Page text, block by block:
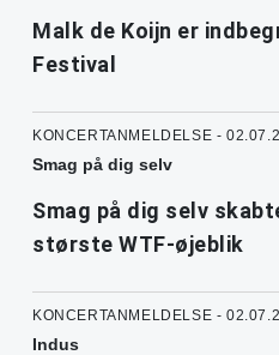
Malk de Koijn er
Festival
KONCERTANMELDELSE -
Smag på dig selv
Smag på dig selv
største WTF-øjeblik
KONCERTANMELDELSE -
Indus